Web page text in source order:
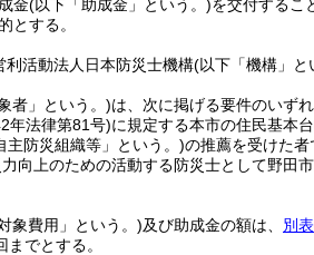
金(以下「助成金」という。)を交付するこ
とする。
利活動法人日本防災士機構(以下「機構」と
者」という。)は、次に掲げる要件のいず
年法律第81号)に規定する本市の住民基本
主防災組織等」という。)の推薦を受けた者
向上のための活動する防災士として野田
象費用」という。)及び助成金の額は、 別表
でとする。